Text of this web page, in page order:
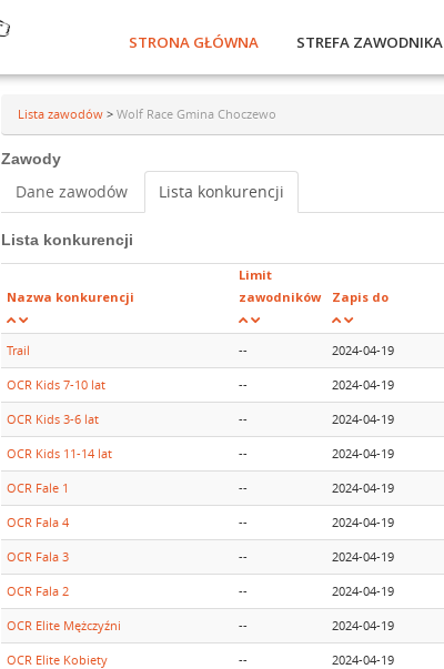
STRONA GŁÓWNA STREFA ZAWODNIKA
Lista zawodów > Wolf Race Gmina Choczewo
Zawody
Dane zawodów Lista konkurencji
Lista konkurencji
Nazwa konkurencji
Limit
zawodników
Zapis do
Trail -- 2024-04-19
OCR Kids 7-10 lat -- 2024-04-19
OCR Kids 3-6 lat -- 2024-04-19
OCR Kids 11-14 lat -- 2024-04-19
OCR Fale 1 -- 2024-04-19
OCR Fala 4 -- 2024-04-19
OCR Fala 3 -- 2024-04-19
OCR Fala 2 -- 2024-04-19
OCR Elite Mężczyźni -- 2024-04-19
OCR Elite Kobiety -- 2024-04-19